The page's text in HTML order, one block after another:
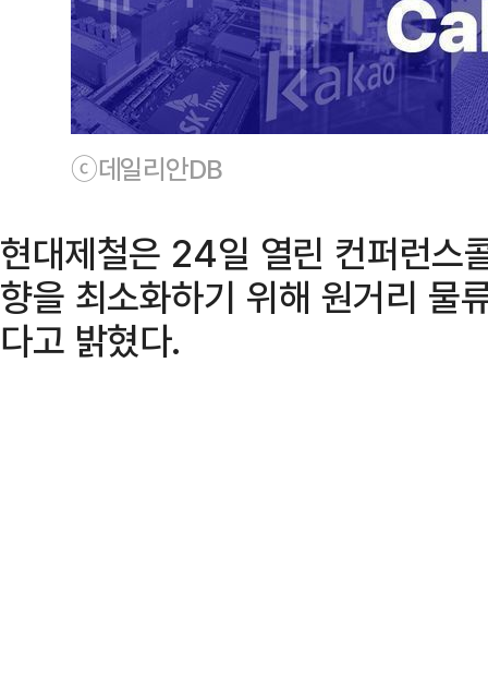
ⓒ데일리안DB
현대제철은 24일 열린 컨퍼런스
향을 최소화하기 위해 원거리 물
다고 밝혔다.